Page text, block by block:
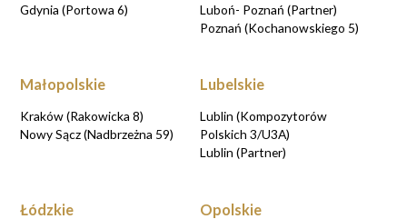
Gdynia (Portowa 6)
Luboń- Poznań (Partner)
Poznań (Kochanowskiego 5)
Małopolskie
Kraków (Rakowicka 8)
Nowy Sącz (Nadbrzeżna 59)
Lubelskie
Lublin (Kompozytorów
Polskich 3/U3A)
Lublin (Partner)
Łódzkie Opolskie